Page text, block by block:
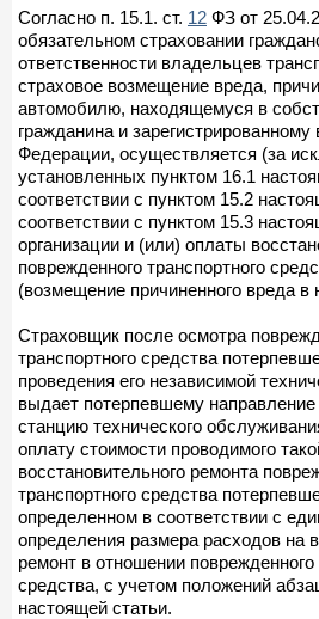
Согласно п. 15.1. ст. 12 ФЗ от
обязательном страховании
ответственности владельцев
страховое возмещение вреда,
автомобилю, находящемуся в
гражданина и зарегистрированному
Федерации, осуществляется (за
установленных пунктом 16.1
соответствии с пунктом 15.2
соответствии с пунктом 15.3
организации и (или) оплаты
поврежденного транспортного
(возмещение причиненного вреда в
Страховщик после осмотра
транспортного средства
проведения его независимой
выдает потерпевшему
станцию технического
оплату стоимости проводимого
восстановительного ремонта
транспортного средства
определенном в соответствии с
определения размера расходов на
ремонт в отношении поврежденного
средства, с учетом положений
настоящей статьи.